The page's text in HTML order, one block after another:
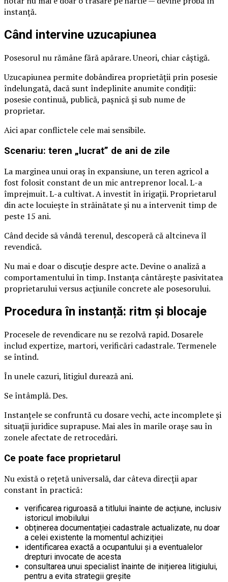
instanță.
Când intervine uzucapiunea
Posesorul nu rămâne fără apărare. Uneori, chiar câștigă.
Uzucapiunea permite dobândirea proprietății prin posesie
îndelungată, dacă sunt îndeplinite anumite condiții:
posesie continuă, publică, pașnică și sub nume de
proprietar.
Aici apar conflictele cele mai sensibile.
Scenariu: teren „lucrat” de ani de zile
La marginea unui oraș în expansiune, un teren agricol a
fost folosit constant de un mic antreprenor local. L-a
împrejmuit. L-a cultivat. A investit în irigații. Proprietarul
din acte locuiește în străinătate și nu a intervenit timp de
peste 15 ani.
Când decide să vândă terenul, descoperă că altcineva îl
revendică.
Nu mai e doar o discuție despre acte. Devine o analiză a
comportamentului în timp. Instanța cântărește pasivitatea
proprietarului versus acțiunile concrete ale posesorului.
Procedura în instanță: ritm și blocaje
Procesele de revendicare nu se rezolvă rapid. Dosarele
includ expertize, martori, verificări cadastrale. Termenele
se întind.
În unele cazuri, litigiul durează ani.
Se întâmplă. Des.
Instanțele se confruntă cu dosare vechi, acte incomplete și
situații juridice suprapuse. Mai ales în marile orașe sau în
zonele afectate de retrocedări.
Ce poate face proprietarul
Nu există o rețetă universală, dar câteva direcții apar
constant în practică:
verificarea riguroasă a titlului înainte de acțiune, inclusiv
istoricul imobilului
obținerea documentației cadastrale actualizate, nu doar
a celei existente la momentul achiziției
identificarea exactă a ocupantului și a eventualelor
drepturi invocate de acesta
consultarea unui specialist înainte de inițierea litigiului,
pentru a evita strategii greșite